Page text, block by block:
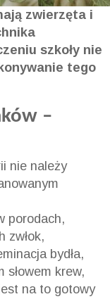
zwierzęta i
szkoły nie
tego
–
nie należy
porodach,
zwłok,
bydła,
krew,
na to gotowy